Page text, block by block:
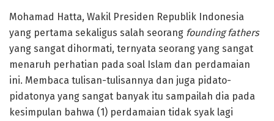
Mohamad Hatta, Wakil Presiden Republik Indonesia
yang pertama sekaligus salah seorang founding fathers
yang sangat dihormati, ternyata seorang yang sangat
menaruh perhatian pada soal Islam dan perdamaian
ini. Membaca tulisan-tulisannya dan juga pidato-
pidatonya yang sangat banyak itu sampailah dia pada
kesimpulan bahwa (1) perdamaian tidak syak lagi